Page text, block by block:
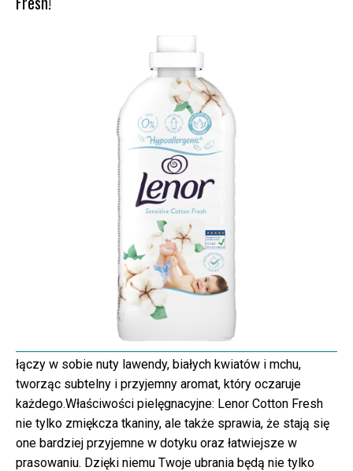
łączy w sobie nuty lawendy, białych kwiatów i mchu,
tworząc subtelny i przyjemny aromat, który oczaruje
każdego.Właściwości pielęgnacyjne: Lenor Cotton Fresh
nie tylko zmiękcza tkaniny, ale także sprawia, że stają się
one bardziej przyjemne w dotyku oraz łatwiejsze w
prasowaniu. Dzięki niemu Twoje ubrania będą nie tylko